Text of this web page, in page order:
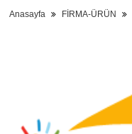
Anasayfa FİRMA-ÜRÜN